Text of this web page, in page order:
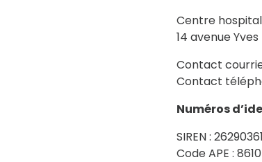
Centre
14 avenue
Contact
Contact
Numéros
SIREN :
Code APE :